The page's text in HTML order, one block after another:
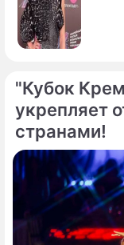
"Кубок
укрепляет
странами!